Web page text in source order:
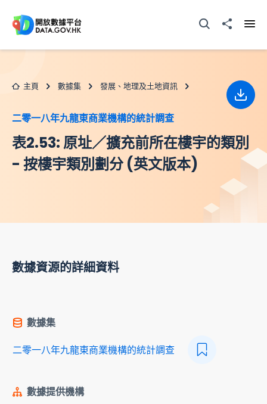
打開搜尋器分享至
主頁 數據集 發展、地理及土地資訊
二零一八年九龍東商業機構的統計調查
表2.53: 原址／擴充前所在樓宇的類別
- 按樓宇類別劃分 (英文版本)
下載
數據資源的詳細資料
數據集
二零一八年九龍東商業機構的統計調查
數據提供機構